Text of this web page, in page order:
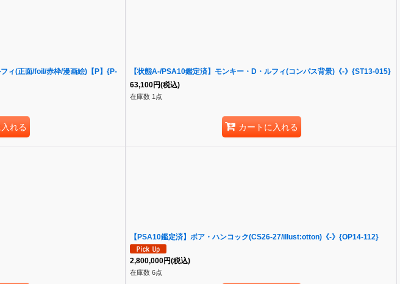
ィ(正面/foil/赤枠/漫画絵)【P】{P-
れる
【状態A-/PSA10鑑定済】モンキー・D・ルフィ(コンパス背景)《-》{ST13-015}
63,100円(税込)
在庫数 1点
カートに入れる
【PSA10鑑定済】ボア・ハンコック(CS26-27/illust:otton)《-》{OP14-112}
2,800,000円(税込)
在庫数 6点